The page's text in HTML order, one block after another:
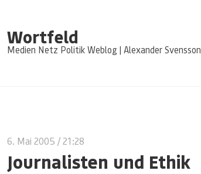
Wortfeld
Medien Netz Politik Weblog | Alexander Svensson
6. Mai 2005 / 21:28
Journalisten und Ethik